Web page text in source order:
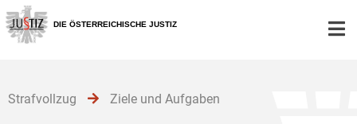
Zur
Hauptnavigation
[1]
Zum
Inhalt
[2]
Zum
Untermenü
[3]
DIE ÖSTERREICHISCHE JUSTIZ
Strafvollzug Ziele und Aufgaben